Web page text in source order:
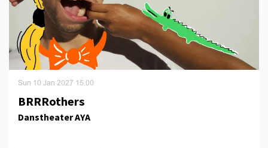
BRRRothers
Danstheater AYA
Sun 10 Jan 2027 15.00